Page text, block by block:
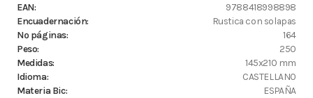
EAN:
9788418998898
Encuadernación:
Rustica con solapas
Nº páginas:
164
Peso:
250
Medidas:
145x210 mm
Idioma:
CASTELLANO
Materia Bic:
ESPAÑA